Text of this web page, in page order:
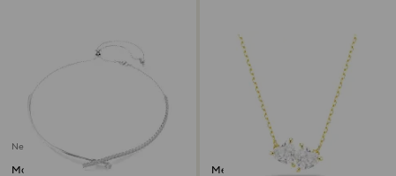
Neu
Matrix Halskette Mesmera Halskette